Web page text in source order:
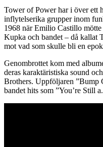
Tower of Power har i över ett
inflytelserika grupper inom
1968 när Emilio Castillo
Kupka och bandet – då kallat
mot vad som skulle bli en
Genombrottet kom med
deras karaktäristiska sound
Brothers. Uppföljaren ”Bump
bandet hits som ”You’re Still a